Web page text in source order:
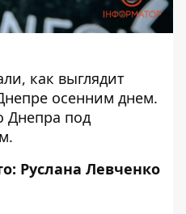
как выглядит
осенним днем.
Днепра под
.
Руслана Левченко